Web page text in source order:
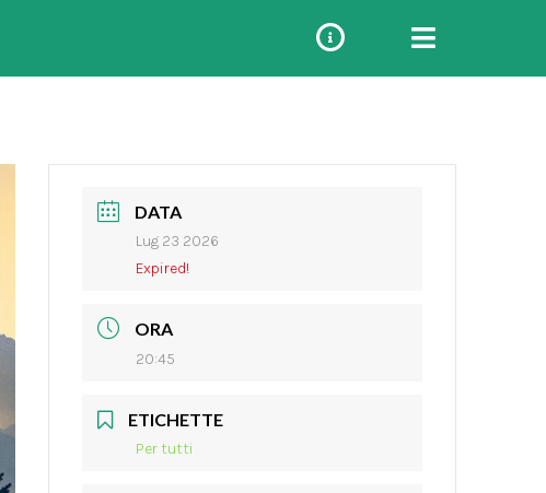
DATA
Lug 23 2026
Expired!
ORA
20:45
ETICHETTE
Per tutti